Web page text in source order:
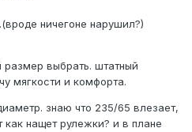
ничегоне нарушил?)
выбрать. штатный
мягкости и комфорта.
знаю что 235/65 влезает,
нащет рулежки? и в плане